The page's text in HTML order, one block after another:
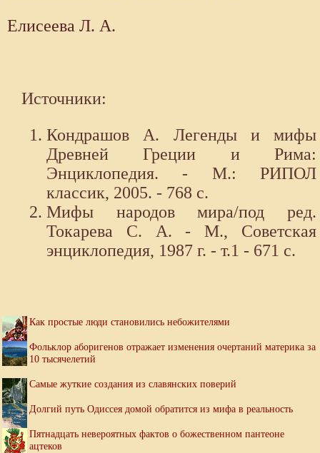
Елисеева Л. А.
Источники:
Кондрашов А. Легенды и мифы
Древней Греции и Рима:
Энциклопедия. - М.: РИПОЛ
классик, 2005. - 768 с.
Мифы народов мира/под ред.
Токарева С. А. - М., Советская
энциклопедия, 1987 г. - т.1 - 671 с.
Как простые люди становились небожителями
Фольклор аборигенов отражает изменения очертаний материка за
10 тысячелетий
Самые жуткие создания из славянских поверий
Долгий путь Одиссея домой обратится из мифа в реальность
Пятнадцать невероятных фактов о божественном пантеоне
ацтеков